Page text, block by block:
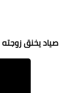
صياد يخنق